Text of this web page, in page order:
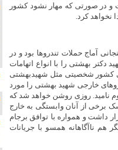
و در صورتی که مهار نشود کشور
کرد.
آماج حملات تندروها بود و در
بهشتی را با انواع اتهامات
کشور شخصیتی مثل شهیدبهشتی
خارجی شهید بهشتی را مورد
نامید. روزی روشن خواهد شد که
برخی از آنان وابستگی به خارج
داشت و همواره با توافق برجام
ناآگاهانه همسو با جریانات